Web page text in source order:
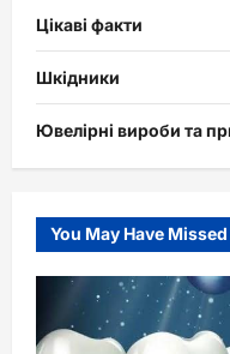
Цікаві факти
Шкідники
Ювелірні вироби та
You May Have Missed